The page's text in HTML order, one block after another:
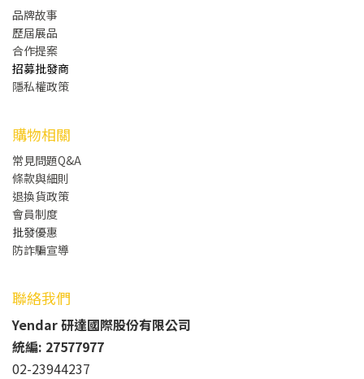
品牌故事
歷屆展品
合作提案
招募批發商
隱私權政策
購物相關
常見問題Q&A
條款與細則
退換貨政策
會員制度
批發優惠
防詐騙宣導
聯絡我們
Yendar 研達國際股份有限公司
統編: 27577977
02-23944237